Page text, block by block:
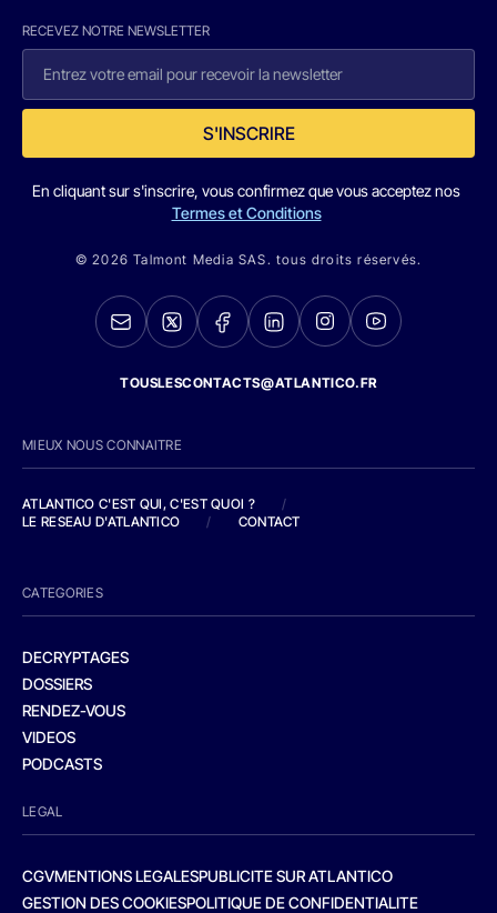
RECEVEZ NOTRE NEWSLETTER
S'INSCRIRE
En cliquant sur s'inscrire, vous confirmez que vous acceptez nos
Termes et Conditions
© 2026 Talmont Media SAS. tous droits réservés.
TOUSLESCONTACTS@ATLANTICO.FR
MIEUX NOUS CONNAITRE
ATLANTICO C'EST QUI, C'EST QUOI ?
/
LE RESEAU D'ATLANTICO
/ CONTACT
CATEGORIES
DECRYPTAGES
DOSSIERS
RENDEZ-VOUS
VIDEOS
PODCASTS
LEGAL
CGVMENTIONS LEGALESPUBLICITE SUR ATLANTICO
GESTION DES COOKIESPOLITIQUE DE CONFIDENTIALITE